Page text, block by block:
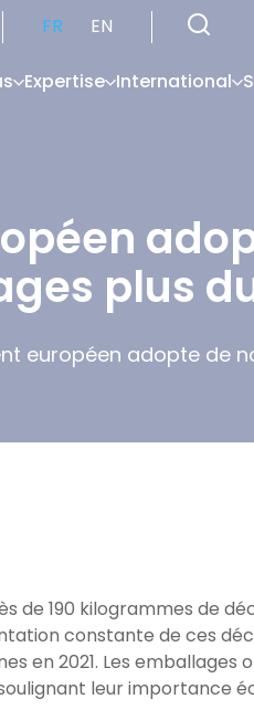
FR EN
Expertise International
plus
européen adopte de
de 190 kilogrammes de
constante de ces
en 2021. Les emballages
leur importance